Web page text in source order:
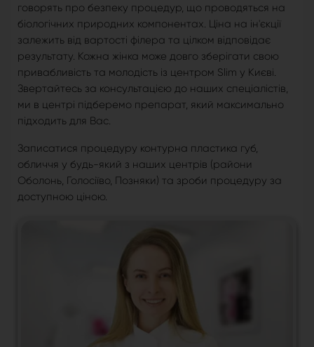
говорять про безпеку процедур, що проводяться на
біологічних природних компонентах. Ціна на ін'єкції
залежить від вартості філера та цілком відповідає
результату. Кожна жінка може довго зберігати свою
привабливість та молодість із центром Slim у Києві.
Звертайтесь за консультацією до наших спеціалістів,
ми в центрі підберемо препарат, який максимально
підходить для Вас.
Записатися процедуру контурна пластика губ,
обличчя у будь-який з наших центрів (райони
Оболонь, Голосіїво, Позняки) та зроби процедуру за
доступною ціною.